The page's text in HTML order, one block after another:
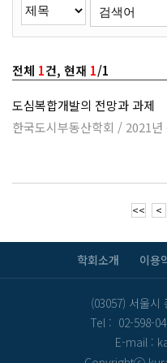
전체 1건, 현재 1/1
도심복합개발의 전망과 과제
한국도시부동산학회 / 2021년
<< <
학회소개 이용
(03057) 서울시
Tel : 02-598-
E-mail :